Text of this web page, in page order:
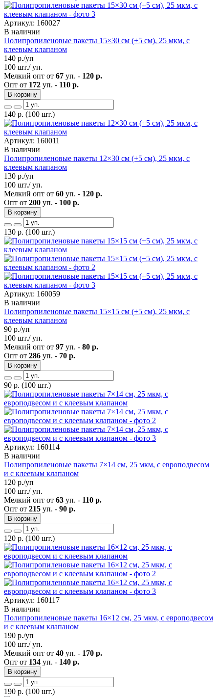
Артикул: 160027
В наличии
Полипропиленовые пакеты 15×30 см (+5 см), 25 мкм, с
клеевым клапаном
140 р./уп
100 шт./ уп.
Мелкий опт от 67 уп. - 120 р.
Опт от 172 уп. - 110 р.
В корзину
140 р. (100 шт.)
Артикул: 160011
В наличии
Полипропиленовые пакеты 12×30 см (+5 см), 25 мкм, с
клеевым клапаном
130 р./уп
100 шт./ уп.
Мелкий опт от 60 уп. - 120 р.
Опт от 200 уп. - 100 р.
В корзину
130 р. (100 шт.)
Артикул: 160059
В наличии
Полипропиленовые пакеты 15×15 см (+5 см), 25 мкм, с
клеевым клапаном
90 р./уп
100 шт./ уп.
Мелкий опт от 97 уп. - 80 р.
Опт от 286 уп. - 70 р.
В корзину
90 р. (100 шт.)
Артикул: 160114
В наличии
Полипропиленовые пакеты 7×14 см, 25 мкм, с европодвесом
и с клеевым клапаном
120 р./уп
100 шт./ уп.
Мелкий опт от 63 уп. - 110 р.
Опт от 215 уп. - 90 р.
В корзину
120 р. (100 шт.)
Артикул: 160117
В наличии
Полипропиленовые пакеты 16×12 см, 25 мкм, с европодвесом
и с клеевым клапаном
190 р./уп
100 шт./ уп.
Мелкий опт от 40 уп. - 170 р.
Опт от 134 уп. - 140 р.
В корзину
190 р. (100 шт.)